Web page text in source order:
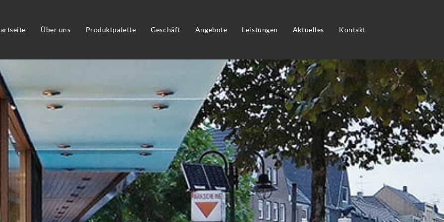
Über uns Produktpalette Geschäft Angebote Leistungen Aktuelles Kontakt